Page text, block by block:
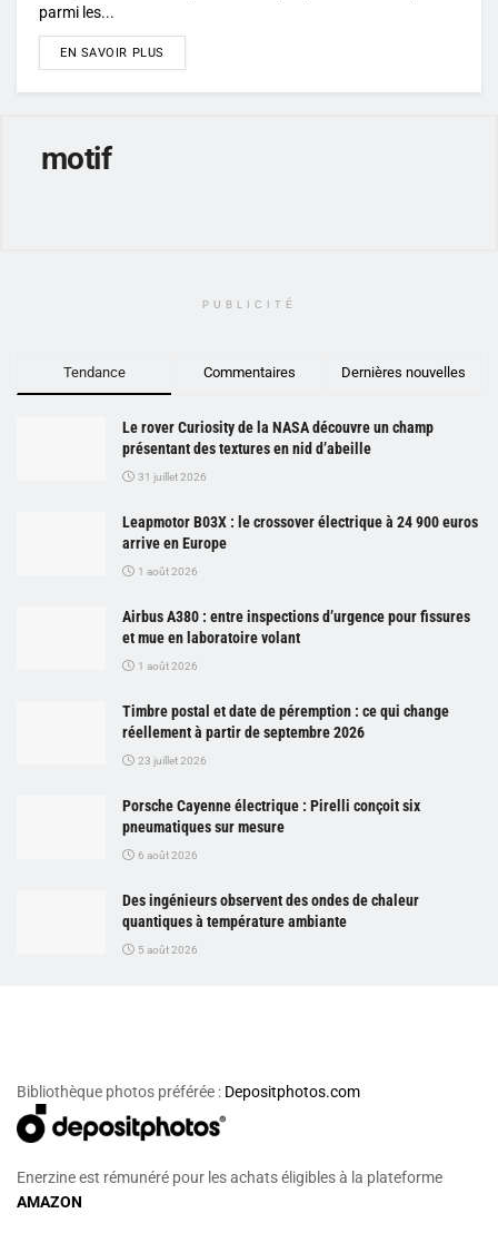
parmi les...
EN SAVOIR PLUS
motif
PUBLICITÉ
Tendance Commentaires Dernières nouvelles
Le rover Curiosity de la NASA découvre un champ
présentant des textures en nid d’abeille
31 juillet 2026
Leapmotor B03X : le crossover électrique à 24 900 euros
arrive en Europe
1 août 2026
Airbus A380 : entre inspections d’urgence pour fissures
et mue en laboratoire volant
1 août 2026
Timbre postal et date de péremption : ce qui change
réellement à partir de septembre 2026
23 juillet 2026
Porsche Cayenne électrique : Pirelli conçoit six
pneumatiques sur mesure
6 août 2026
Des ingénieurs observent des ondes de chaleur
quantiques à température ambiante
5 août 2026
Bibliothèque photos préférée : Depositphotos.com
Enerzine est rémunéré pour les achats éligibles à la plateforme
AMAZON